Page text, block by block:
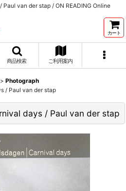
van der stap / ON READING Online
カート
商品検索 ご利用案内
> Photograph
/ Paul van der stap
days / Paul van der stap